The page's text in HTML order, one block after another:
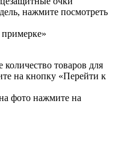
нажмите посмотреть
товаров для
на кнопку «Перейти к
фото нажмите на